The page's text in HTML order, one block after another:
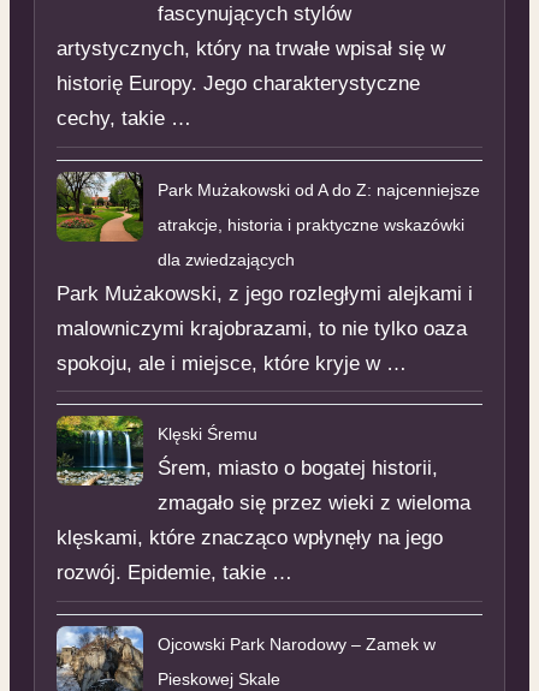
fascynujących stylów
artystycznych, który na trwałe wpisał się w
historię Europy. Jego charakterystyczne
cechy, takie …
Park Mużakowski od A do Z: najcenniejsze
atrakcje, historia i praktyczne wskazówki
dla zwiedzających
Park Mużakowski, z jego rozległymi alejkami i
malowniczymi krajobrazami, to nie tylko oaza
spokoju, ale i miejsce, które kryje w …
Klęski Śremu
Śrem, miasto o bogatej historii,
zmagało się przez wieki z wieloma
klęskami, które znacząco wpłynęły na jego
rozwój. Epidemie, takie …
Ojcowski Park Narodowy – Zamek w
Pieskowej Skale